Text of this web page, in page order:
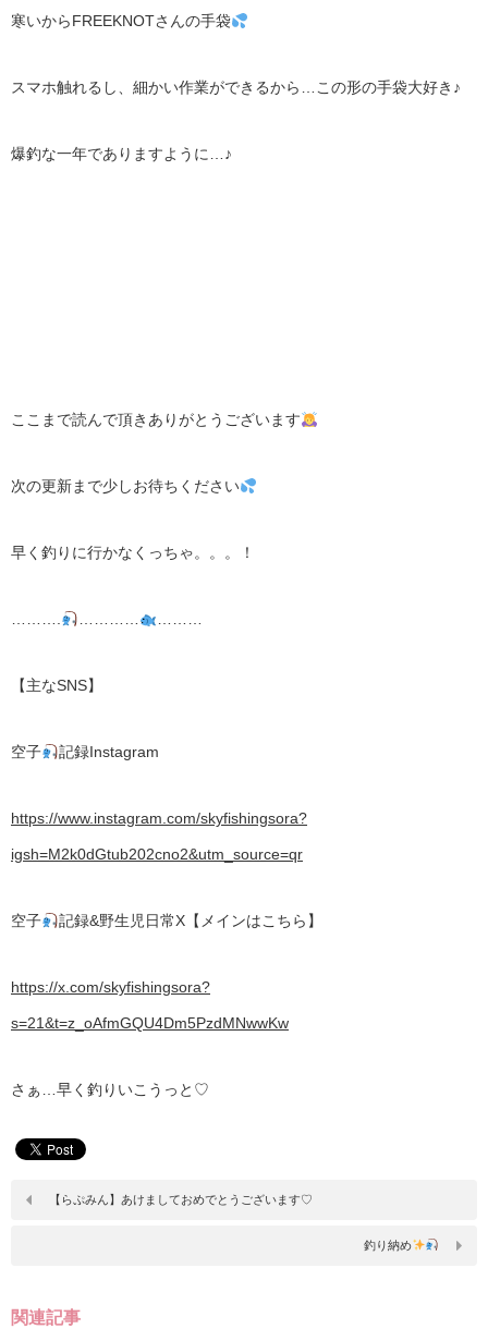
寒いからFREEKNOTさんの手袋
スマホ触れるし、細かい作業ができるから…この形の手袋大好き♪
爆釣な一年でありますように…♪
ここまで読んで頂きありがとうございます
次の更新まで少しお待ちください
早く釣りに行かなくっちゃ。。。！
………. ………… ………
【主なSNS】
空子 記録Instagram
https://www.instagram.com/skyfishingsora?
igsh=M2k0dGtub202cno2&utm_source=qr
空子 記録&野生児日常X【メインはこちら】
https://x.com/skyfishingsora?
s=21&t=z_oAfmGQU4Dm5PzdMNwwKw
さぁ…早く釣りいこうっと♡
【らぷみん】あけましておめでとうございます♡
釣り納め
関連記事